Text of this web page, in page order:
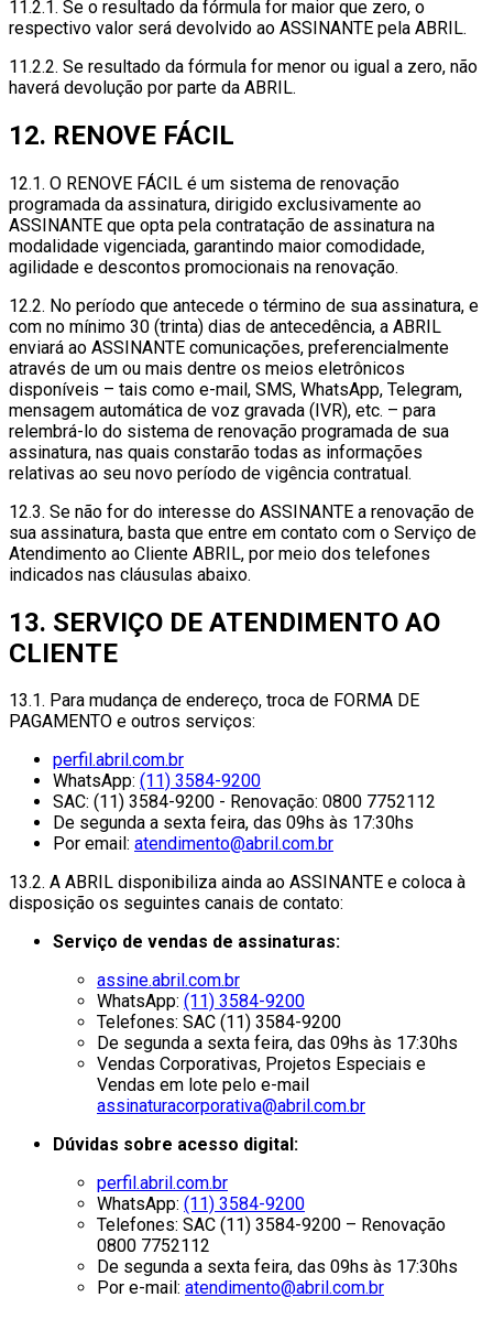
11.2.1. Se o resultado da fórmula for maior que zero, o
respectivo valor será devolvido ao ASSINANTE pela ABRIL.
11.2.2. Se resultado da fórmula for menor ou igual a zero, não
haverá devolução por parte da ABRIL.
12. RENOVE FÁCIL
12.1. O RENOVE FÁCIL é um sistema de renovação
programada da assinatura, dirigido exclusivamente ao
ASSINANTE que opta pela contratação de assinatura na
modalidade vigenciada, garantindo maior comodidade,
agilidade e descontos promocionais na renovação.
12.2. No período que antecede o término de sua assinatura, e
com no mínimo 30 (trinta) dias de antecedência, a ABRIL
enviará ao ASSINANTE comunicações, preferencialmente
através de um ou mais dentre os meios eletrônicos
disponíveis – tais como e-mail, SMS, WhatsApp, Telegram,
mensagem automática de voz gravada (IVR), etc. – para
relembrá-lo do sistema de renovação programada de sua
assinatura, nas quais constarão todas as informações
relativas ao seu novo período de vigência contratual.
12.3. Se não for do interesse do ASSINANTE a renovação de
sua assinatura, basta que entre em contato com o Serviço de
Atendimento ao Cliente ABRIL, por meio dos telefones
indicados nas cláusulas abaixo.
13. SERVIÇO DE ATENDIMENTO AO
CLIENTE
13.1. Para mudança de endereço, troca de FORMA DE
PAGAMENTO e outros serviços:
perfil.abril.com.br
WhatsApp: (11) 3584-9200
SAC: (11) 3584-9200 - Renovação: 0800 7752112
De segunda a sexta feira, das 09hs às 17:30hs
Por email: atendimento@abril.com.br
13.2. A ABRIL disponibiliza ainda ao ASSINANTE e coloca à
disposição os seguintes canais de contato:
Serviço de vendas de assinaturas:
assine.abril.com.br
WhatsApp: (11) 3584-9200
Telefones: SAC (11) 3584-9200
De segunda a sexta feira, das 09hs às 17:30hs
Vendas Corporativas, Projetos Especiais e
Vendas em lote pelo e-mail
assinaturacorporativa@abril.com.br
Dúvidas sobre acesso digital:
perfil.abril.com.br
WhatsApp: (11) 3584-9200
Telefones: SAC (11) 3584-9200 – Renovação
0800 7752112
De segunda a sexta feira, das 09hs às 17:30hs
Por e-mail: atendimento@abril.com.br